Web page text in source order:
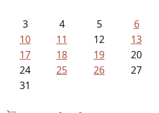
3
4 5 6
10
11 12 13
17
18 19 20
24
25 26 27
31